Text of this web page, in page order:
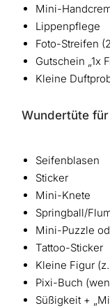
Mini-
Lippenpflege
Foto-Streifen
Gutschein „1x
Kleine
Wundertüte
Seifenblasen
Sticker
Mini-Knete
Springball/
Mini-Puzzle
Tattoo-Sticker
Kleine Figur
Pixi-Buch
Süßigkeit +